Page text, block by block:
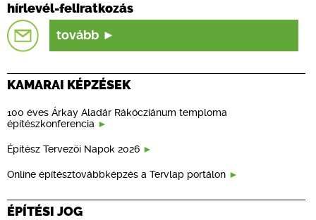
hírlevél-feliratkozás
tovább
KAMARAI KÉPZÉSEK
100 éves Árkay Aladár Rákócziánum temploma
építészkonferencia
Építész Tervezői Napok 2026
Online építésztovábbképzés a Tervlap portálon
ÉPÍTÉSI JOG